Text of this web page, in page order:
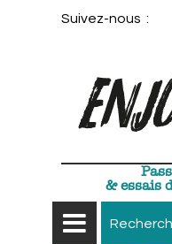
Suivez-nous :
& essais